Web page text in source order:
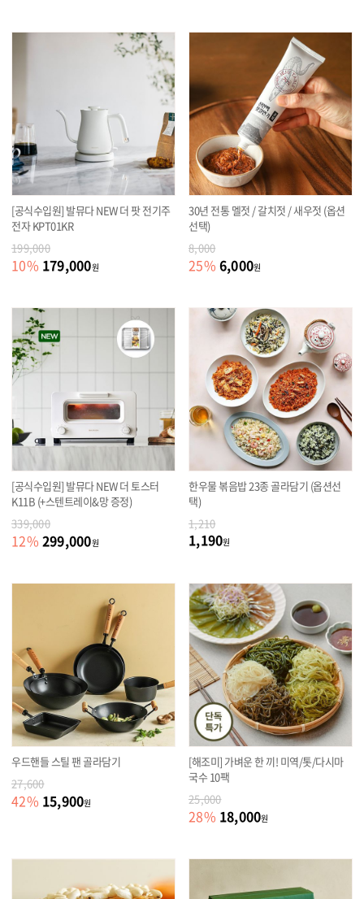
[공식수입원] 발뮤다 NEW 더 팟 전기주
전자 KPT01KR
199,000
10% 179,000원
30년 전통 멜젓 / 갈치젓 / 새우젓 (옵션
선택)
8,000
25% 6,000원
[공식수입원] 발뮤다 NEW 더 토스터
K11B (+스텐트레이&망 증정)
339,000
12% 299,000원
한우물 볶음밥 23종 골라담기 (옵션선
택)
1,210
1,190원
우드핸들 스틸 팬 골라담기
27,600
42% 15,900원
[해조미] 가벼운 한 끼! 미역/톳/다시마
국수 10팩
25,000
28% 18,000원